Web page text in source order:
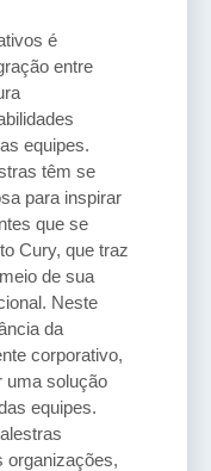
é
entre
equipes.
têm se
para inspirar
que se
Cury, que traz
de sua
Neste
da
corporativo,
uma solução
equipes.
organizações,